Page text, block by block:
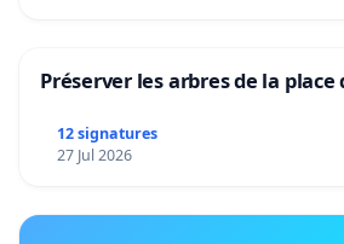
Préserver les arbres de la place
12 signatures
27 Jul 2026